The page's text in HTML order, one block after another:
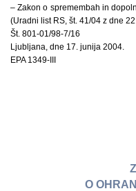
– Zakon o spremembah in
(Uradni list RS, št. 41/04 z dne
Št. 801-01/98-7/16
Ljubljana, dne 17. junija 2004.
EPA 1349-III
O